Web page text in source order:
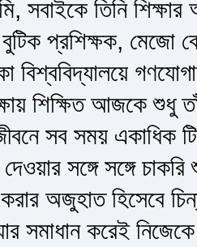
সবাইকে তিনি
প্রশিক্ষক, মেজো
বিশ্ববিদ্যালয়ে
শিক্ষিত আজকে শুধু
সব সময় একাধিক
দেওয়ার সঙ্গে সঙ্গে
অজুহাত হিসেবে
সমাধান করেই